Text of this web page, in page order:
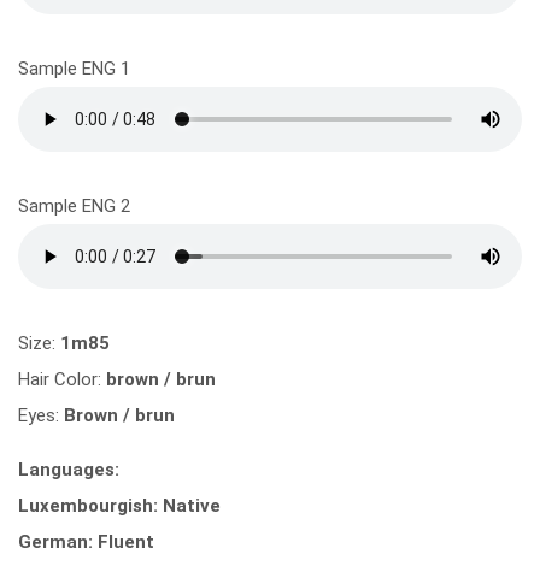
Sample ENG 1
Sample ENG 2
Size: 1m85
Hair Color: brown / brun
Eyes: Brown / brun
Languages:
Luxembourgish: Native
German: Fluent